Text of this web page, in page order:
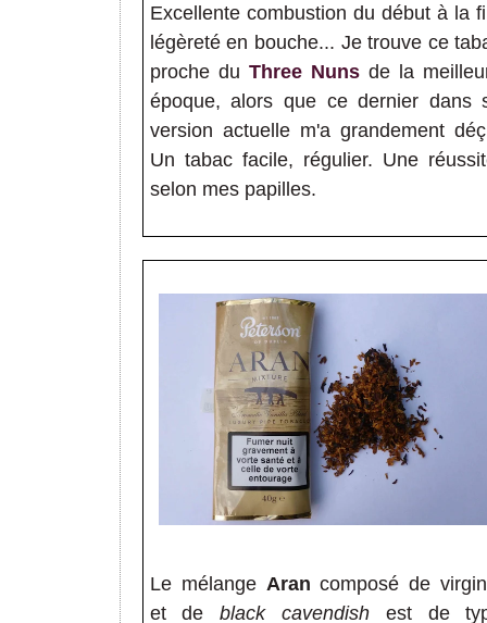
Excellente combustion du début à la
légèreté en bouche... Je trouve ce
proche du Three Nuns de la
époque, alors que ce dernier dans
version actuelle m'a grandement
Un tabac facile, régulier. Une
selon mes papilles.
Le mélange Aran composé de
et deblack cavendish est de